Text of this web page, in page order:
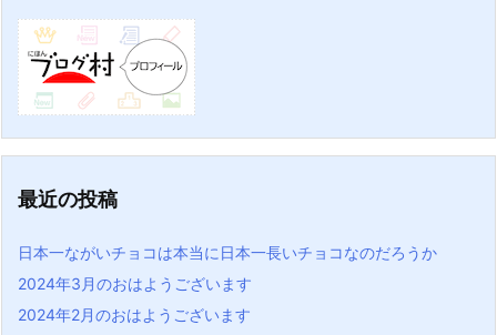
最近の投稿
日本一ながいチョコは本当に日本一長いチョコなのだろうか
2024年3月のおはようございます
2024年2月のおはようございます